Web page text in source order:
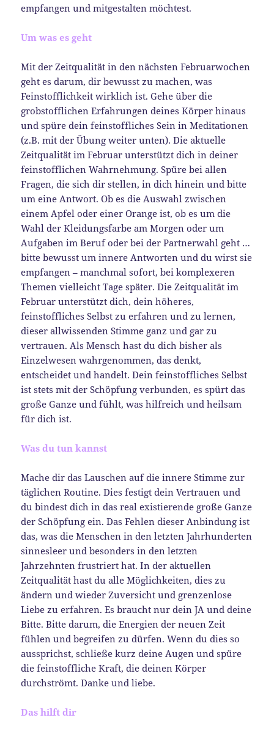
empfangen und mitgestalten möchtest.
Um was es geht
Mit der Zeitqualität in den nächsten Februarwochen
geht es darum, dir bewusst zu machen, was
Feinstofflichkeit wirklich ist. Gehe über die
grobstofflichen Erfahrungen deines Körper hinaus
und spüre dein feinstoffliches Sein in Meditationen
(z.B. mit der Übung weiter unten). Die aktuelle
Zeitqualität im Februar unterstützt dich in deiner
feinstofflichen Wahrnehmung. Spüre bei allen
Fragen, die sich dir stellen, in dich hinein und bitte
um eine Antwort. Ob es die Auswahl zwischen
einem Apfel oder einer Orange ist, ob es um die
Wahl der Kleidungsfarbe am Morgen oder um
Aufgaben im Beruf oder bei der Partnerwahl geht …
bitte bewusst um innere Antworten und du wirst sie
empfangen – manchmal sofort, bei komplexeren
Themen vielleicht Tage später. Die Zeitqualität im
Februar unterstützt dich, dein höheres,
feinstoffliches Selbst zu erfahren und zu lernen,
dieser allwissenden Stimme ganz und gar zu
vertrauen. Als Mensch hast du dich bisher als
Einzelwesen wahrgenommen, das denkt,
entscheidet und handelt. Dein feinstoffliches Selbst
ist stets mit der Schöpfung verbunden, es spürt das
große Ganze und fühlt, was hilfreich und heilsam
für dich ist.
Was du tun kannst
Mache dir das Lauschen auf die innere Stimme zur
täglichen Routine. Dies festigt dein Vertrauen und
du bindest dich in das real existierende große Ganze
der Schöpfung ein. Das Fehlen dieser Anbindung ist
das, was die Menschen in den letzten Jahrhunderten
sinnesleer und besonders in den letzten
Jahrzehnten frustriert hat. In der aktuellen
Zeitqualität hast du alle Möglichkeiten, dies zu
ändern und wieder Zuversicht und grenzenlose
Liebe zu erfahren. Es braucht nur dein JA und deine
Bitte. Bitte darum, die Energien der neuen Zeit
fühlen und begreifen zu dürfen. Wenn du dies so
aussprichst, schließe kurz deine Augen und spüre
die feinstoffliche Kraft, die deinen Körper
durchströmt. Danke und liebe.
Das hilft dir